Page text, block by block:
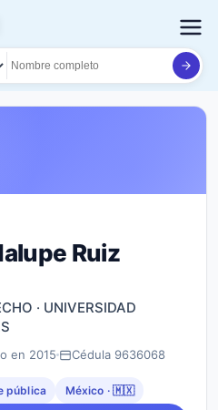
Ruiz
· UNIVERSIDAD
en 2015 Cédula 9636068
pública México · 🇲🇽